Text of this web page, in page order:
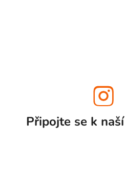
Připojte se k naší